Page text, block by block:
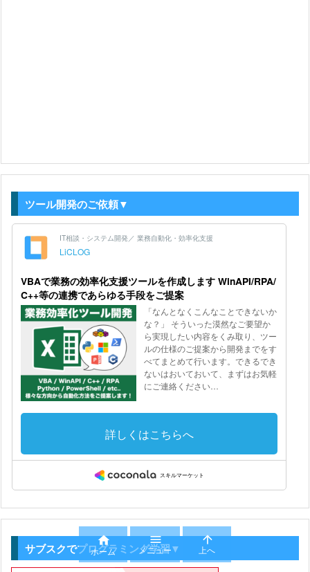
ツール開発のご依頼▼
サブスクでプログラミング学習▼

ホーム

メニュー

上へ